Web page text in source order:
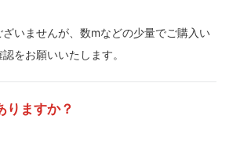
ざいませんが、数mなどの少量でご購入い
をお願いいたします。
りますか？